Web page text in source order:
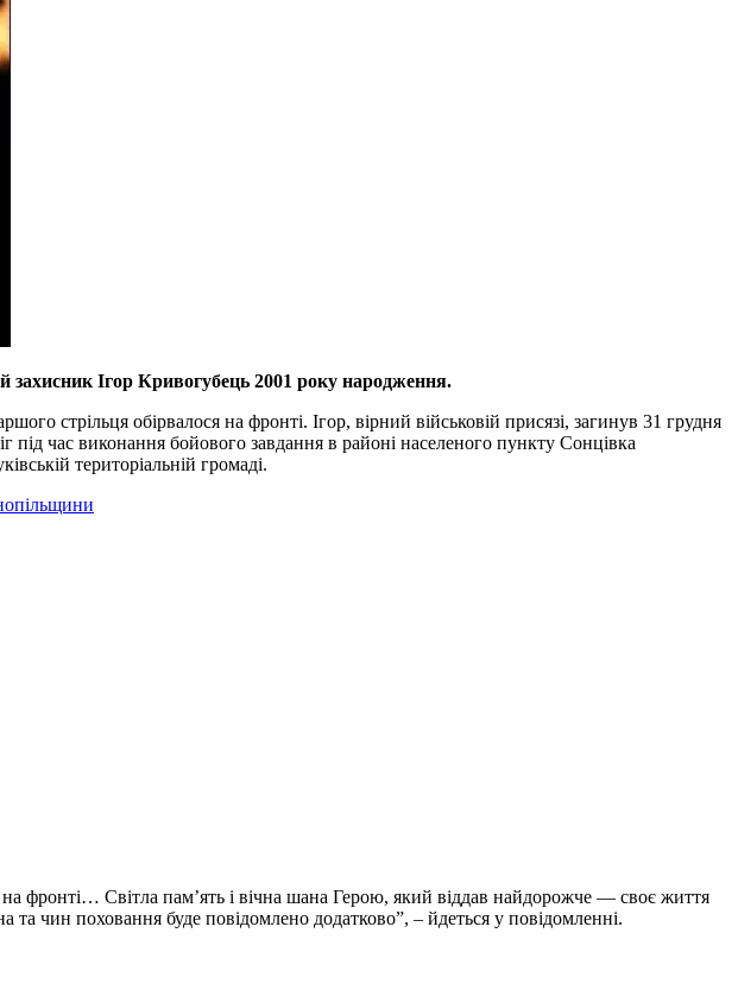
захисник Ігор Кривогубець 2001 року народження.
стрільця обірвалося на фронті. Ігор, вірний військовій присязі, загинув 31 грудня
під час виконання бойового завдання в районі населеного пункту Сонцівка
територіальній громаді.
фронті… Світла пам’ять і вічна шана Герою, який віддав найдорожче — своє життя
та чин поховання буде повідомлено додатково”, – йдеться у повідомленні.